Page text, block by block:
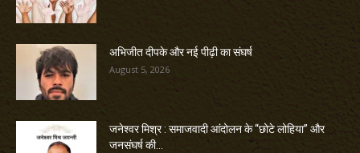
अभिजीत दीपके और नई पीढ़ी का संघर्ष
August 5, 2026
जनेश्वर मिश्र : समाजवादी आंदोलन के “छोटे लोहिया” और
जनसंघर्ष की...